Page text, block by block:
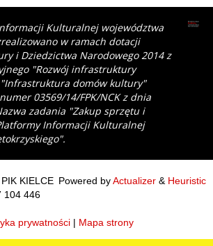
Kulturalnej województwa
w ramach dotacji
i Dziedzictwa Narodowego 2014 z
"Rozwój infrastruktury
domów kultury"
03569/14/FPK/NCK z dnia
zadania "Zakup sprzętu i
Informacji Kulturalnej
Powered byActualizer & Heuristic
KIELCE
104 446
prywatności | Mapa strony